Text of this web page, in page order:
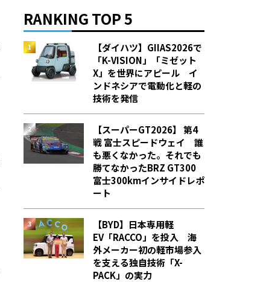
RANKING TOP 5
【ダイハツ】GIIAS2026で
「K-VISION」「ミゼット
X」を世界にアピール イ
ンドネシアで電動化と軽の
技術を発信
【スーパーGT2026】 第4
戦 富士スピードウェイ 誰
も悪くなかった。それでも
勝てなかった――BRZ GT300
富士300kmインサイドレポ
ート
【BYD】日本専用軽
EV「RACCO」を投入 海
外メーカー初の軽市場参入
を支える独自技術「X-
PACK」の実力